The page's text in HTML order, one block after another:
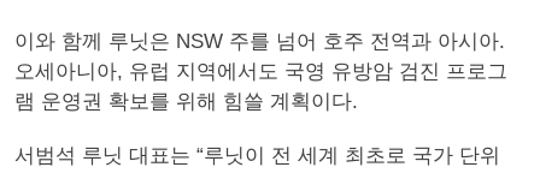
이와 함께 루닛은 NSW 주를 넘어 호주 전역과 아시아.
오세아니아, 유럽 지역에서도 국영 유방암 검진 프로그
램 운영권 확보를 위해 힘쓸 계획이다.
서범석 루닛 대표는 “루닛이 전 세계 최초로 국가 단위